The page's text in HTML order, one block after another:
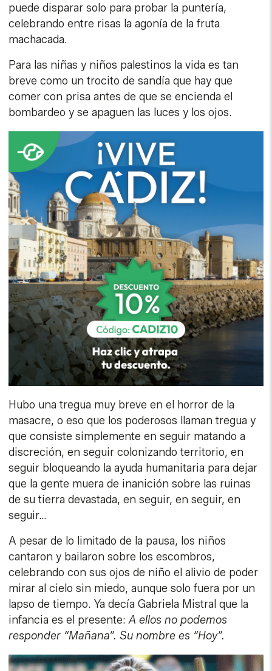
puede disparar solo para probar la puntería,
celebrando entre risas la agonía de la fruta
machacada.
Para las niñas y niños palestinos la vida es tan
breve como un trocito de sandía que hay que
comer con prisa antes de que se encienda el
bombardeo y se apaguen las luces y los ojos.
Hubo una tregua muy breve en el horror de la
masacre, o eso que los poderosos llaman tregua y
que consiste simplemente en seguir matando a
discreción, en seguir colonizando territorio, en
seguir bloqueando la ayuda humanitaria para dejar
que la gente muera de inanición sobre las ruinas
de su tierra devastada, en seguir, en seguir, en
seguir…
A pesar de lo limitado de la pausa, los niños
cantaron y bailaron sobre los escombros,
celebrando con sus ojos de niño el alivio de poder
mirar al cielo sin miedo, aunque solo fuera por un
lapso de tiempo. Ya decía Gabriela Mistral que la
infancia es el presente:A ellos no podemos
responder “Mañana”. Su nombre es “Hoy”.